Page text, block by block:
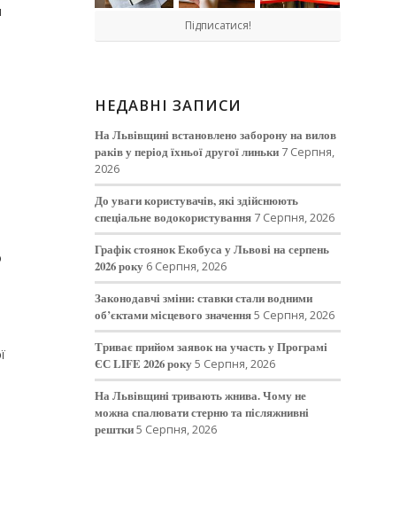
Підписатися!
НЕДАВНІ ЗАПИСИ
На Львівщині встановлено заборону на вилов
раків у період їхньої другої линьки 7 Серпня,
2026
До уваги користувачів, які здійснюють
спеціальне водокористування 7 Серпня, 2026
Графік стоянок Екобуса у Львові на серпень
2026 року 6 Серпня, 2026
Законодавчі зміни: ставки стали водними
об’єктами місцевого значення5 Серпня, 2026
Триває прийом заявок на участь у Програмі
ЄС LIFE 2026 року5 Серпня, 2026
На Львівщині тривають жнива. Чому не
можна спалювати стерню та післяжнивні
рештки5 Серпня, 2026